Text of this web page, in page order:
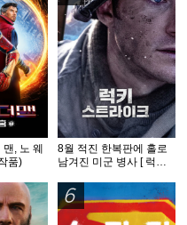
, 노 웨
품)
8월 적진 한복판에 홀로
남겨진 미군 병사 [ 럭키
완벽자막
6